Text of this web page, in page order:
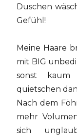
Duschen
Gefühl!
Meine Haare
mit BIG
sonst kaum
quietschen
Nach dem
mehr
sich